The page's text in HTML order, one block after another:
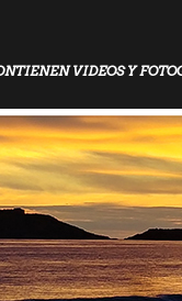
VIDEOS Y